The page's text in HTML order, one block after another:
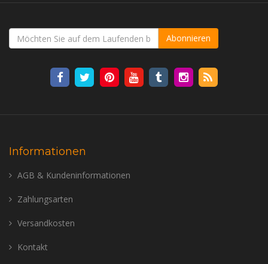
Abonnieren
Informationen
AGB & Kundeninformationen
Zahlungsarten
Versandkosten
Kontakt